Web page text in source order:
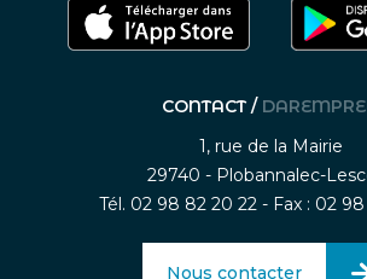
CONTACT /
1, rue de la Mairie
29740 - Plobannalec-
Tél. 02 98 82 20 22 - Fax : 02
Nous contacter